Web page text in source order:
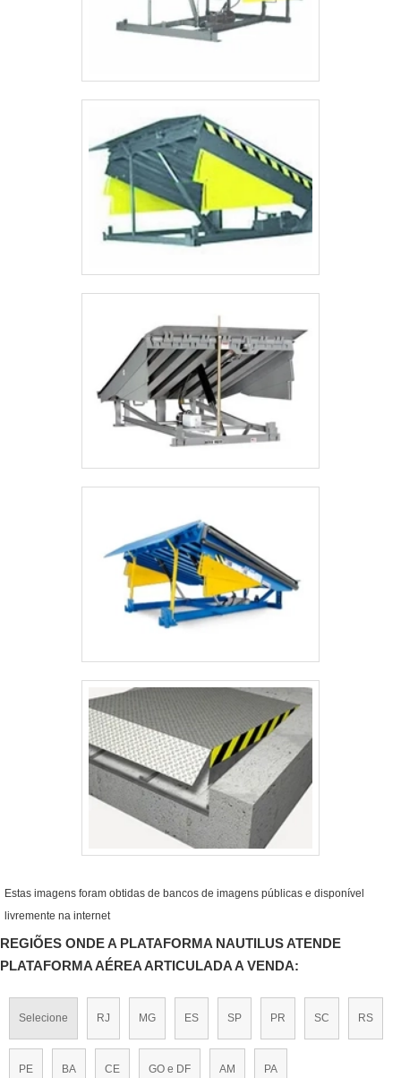
como plataformas elevatórias móveis de
trabalho e plataformas elevatórias móveis de
tal sucesso, a empresa investiu em
inovadores. A ASL Equipamentos é uma
empresa que tem feito a diferença no mercado
pela idoneidade em tudo que faz, garantindo o
sucesso aos parceiros de ponta a ponta.
Estas imagens foram obtidas de bancos de imagens públicas e disponível
livremente na internet
REGIÕES ONDE A PLATAFORMA NAUTILUS ATENDE
PLATAFORMA AÉREA ARTICULADA A VENDA:
Selecione RJ MG ES SP PR SC RS
PE BA CE GO e DF AM PA